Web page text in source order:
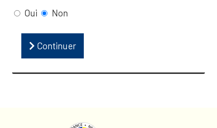
Oui
Non
Continuer